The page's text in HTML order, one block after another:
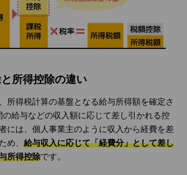
所得控除の違い
所得税計算の基盤となる給与所得額を確定さ
の給与などの収入額に応じて差し引かれる控
には、個人事業主のように収入から経費を差
め、 給与収入に応じて「経費分」として差し
所得控除です。